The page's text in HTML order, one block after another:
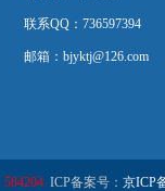
联系QQ：736597394
邮箱：bjyktj@126.com
584204 ICP备案号： 京ICP